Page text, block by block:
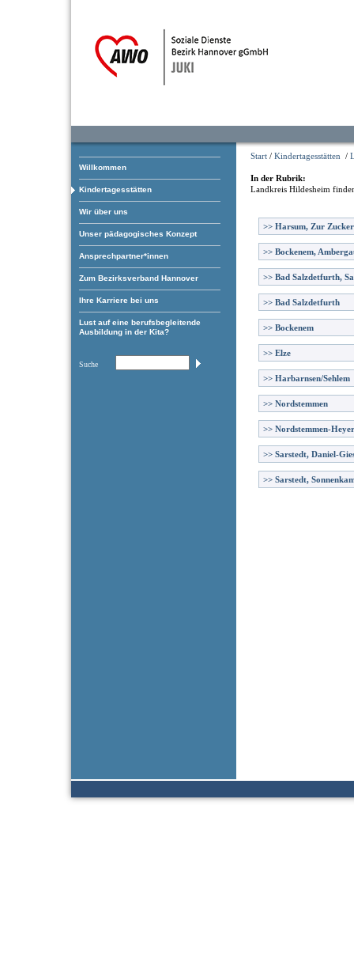
Willkommen
Kindertagesstätten
Wir über uns
Unser pädagogisches Konzept
Ansprechpartner*innen
Zum Bezirksverband Hannover
Ihre Karriere bei uns
Lust auf eine berufsbegleitende
Ausbildung in der Kita?
Suche
Start / Kindertagesstätten /
In der Rubrik:
Landkreis Hildesheim
>> Harsum, Zur
>> Bockenem,
>> Bad Salzdetfurth,
>> Bad Salzdetfurth
>> Bockenem
>> Elze
>> Harbarnsen/Sehlem
>> Nordstemmen
>> Nordstemmen-
>> Sarstedt, Daniel-
>> Sarstedt,